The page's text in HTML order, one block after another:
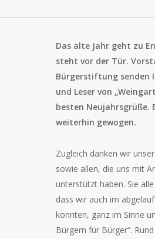
Das alte Jahr geht zu
steht vor der Tür.
Bürgerstiftung senden
und Leser von
besten Neujahrsgrüße.
weiterhin gewogen.
Zugleich danken wir
sowie allen, die uns mit
unterstützt haben. Sie
dass wir auch im
konnten, ganz im Sinne
Bürgern für Bürger“.